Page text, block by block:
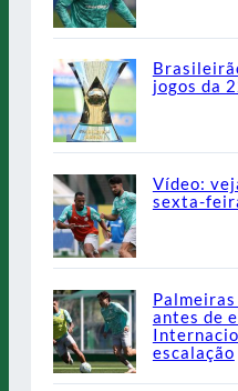
jogos da
Vídeo:
sexta-
antes de
escalação